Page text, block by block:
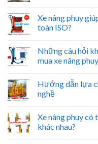
Xe nâng phuy
toàn ISO?
Những câu hỏi
mua xe nâng phuy
Hướng dẫn lựa
nghề
Xe nâng phuy có
khác nhau?